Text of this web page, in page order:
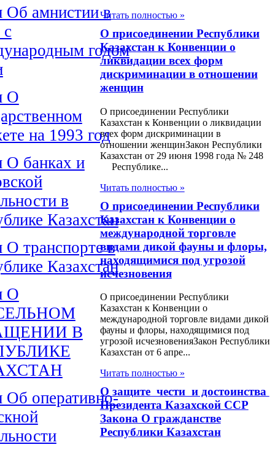
Об амнистии в
с
годом
О
на 1993 год
О банках и
в
Казахстан
О транспорте в
Казахстан
О
В
Об оперативно-
Читать полностью »
О присоединении Республики
Казахстан к Конвенции о
ликвидации всех форм
дискриминации в отношении
женщин
О присоединении Республики
Казахстан к Конвенции о ликвидации
всех форм дискриминации в
отношении женщинЗакон Республики
Казахстан от 29 июня 1998 года № 248
Республике...
Читать полностью »
О присоединении Республики
Казахстан к Конвенции о
международной торговле
видами дикой фауны и флоры,
находящимися под угрозой
исчезновения
О присоединении Республики
Казахстан к Конвенции о
международной торговле видами дикой
фауны и флоры, находящимися под
угрозой исчезновенияЗакон Республики
Казахстан от 6 апре...
Читать полностью »
О защите чести и достоинства
Президента Казахской ССР
Закона О гражданстве
Республики Казахстан